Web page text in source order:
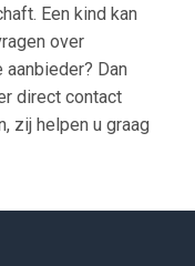
Een kind kan
over
Dan
direct contact
zij helpen u graag